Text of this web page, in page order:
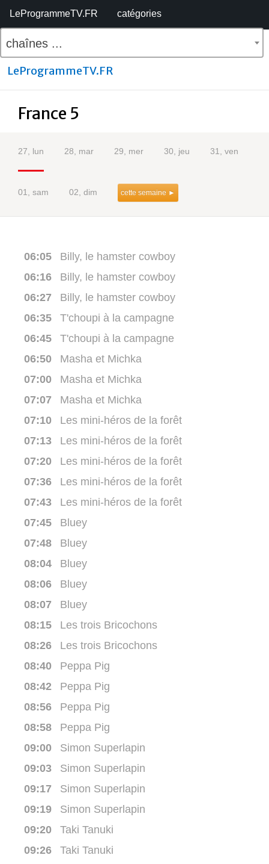
LeProgrammeTV.FR catégories
chaînes ...
LeProgrammeTV.FR
France 5
27, lun 28, mar 29, mer 30, jeu 31, ven
01, sam 02, dim cette semaine ►
06:05Billy, le hamster cowboy
06:16Billy, le hamster cowboy
06:27 Billy, le hamster cowboy
06:35T'choupi à la campagne
06:45T'choupi à la campagne
06:50Masha et Michka
07:00Masha et Michka
07:07 Masha et Michka
07:10Les mini-héros de la forêt
07:13Les mini-héros de la forêt
07:20Les mini-héros de la forêt
07:36Les mini-héros de la forêt
07:43Les mini-héros de la forêt
07:45Bluey
07:48Bluey
08:04Bluey
08:06Bluey
08:07 Bluey
08:15Les trois Bricochons
08:26Les trois Bricochons
08:40Peppa Pig
08:42Peppa Pig
08:56Peppa Pig
08:58Peppa Pig
09:00Simon Superlapin
09:03Simon Superlapin
09:17 Simon Superlapin
09:19Simon Superlapin
09:20Taki Tanuki
09:26Taki Tanuki